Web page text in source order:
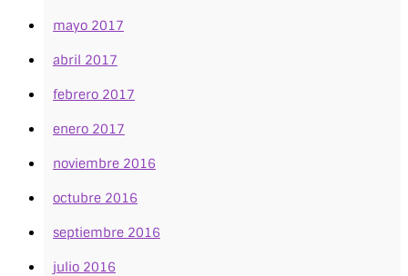
mayo 2017
abril 2017
febrero 2017
enero 2017
noviembre 2016
octubre 2016
septiembre 2016
julio 2016